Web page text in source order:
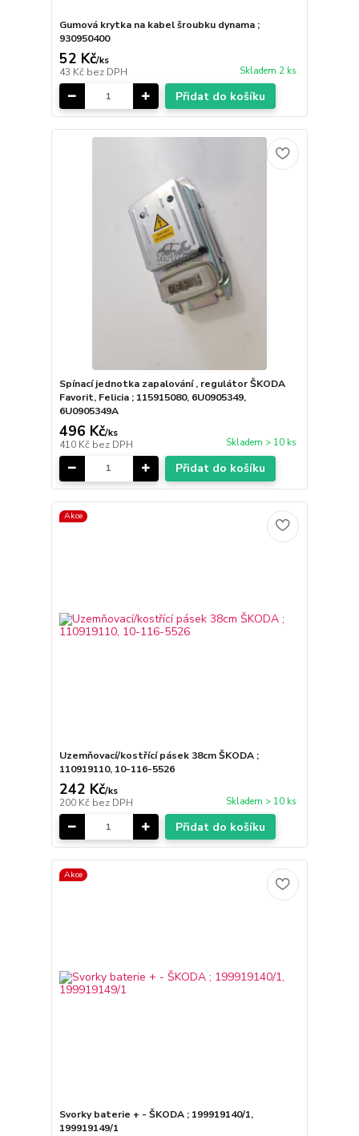
Gumová krytka na kabel šroubku dynama ;
930950400
52 Kč/ks
43 Kč bez DPH Skladem 2 ks
Přidat do košíku
Spínací jednotka zapalování , regulátor ŠKODA
Favorit, Felicia ; 115915080, 6U0905349,
6U0905349A
496 Kč/ks
410 Kč bez DPH Skladem > 10 ks
Přidat do košíku
Akce
Uzemňovací/kostřící pásek 38cm ŠKODA ;
110919110, 10-116-5526
242 Kč/ks
200 Kč bez DPH Skladem > 10 ks
Přidat do košíku
Akce
Svorky baterie + - ŠKODA ; 199919140/1,
199919149/1